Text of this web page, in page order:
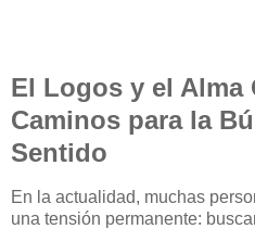
El Logos y el Alma
Caminos para la
Sentido
En la actualidad, muchas
una tensión permanente: